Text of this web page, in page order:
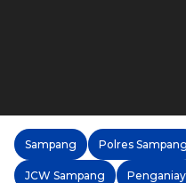
Sampang Polres Sampang
JCW Sampang